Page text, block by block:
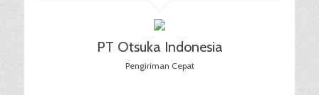
PT Otsuka Indonesia
Pengiriman Cepat